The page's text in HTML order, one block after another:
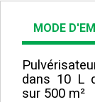
MODE
dans 10 L
sur 500 m²